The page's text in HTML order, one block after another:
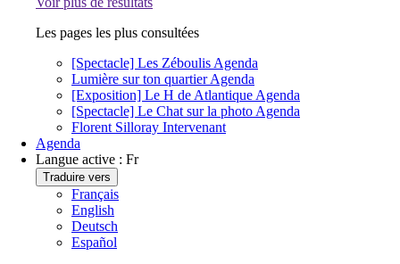
Les pages les plus consultées
[Spectacle] Les Zéboulis Agenda
Lumière sur ton quartier Agenda
[Exposition] Le H de Atlantique Agenda
[Spectacle] Le Chat sur la photo Agenda
Florent Silloray Intervenant
Agenda
Langue active : Fr
Traduire vers
Français
English
Deutsch
Español